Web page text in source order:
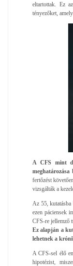
eltartottak. Ez
tényezőket,
A CFS mint
meghatározása
fertőzést
vizsgálták a
Az 55,
ezen páciensek
CFS-re jellemző
Ez alapján a
lehetnek a
A CFS-sel élő
hipotézist,